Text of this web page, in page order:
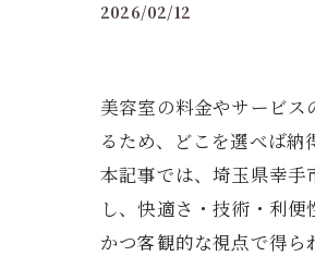
2026/02/12
美容室の料金やサービ
るため、どこを選べば納
本記事では、埼玉県幸
し、快適さ・技術・利
かつ客観的な視点で得ら